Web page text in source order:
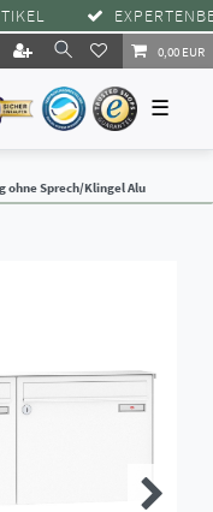
0,00 EUR
☰
ohne Sprech/Klingel Alu